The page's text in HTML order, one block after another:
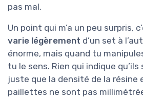
pas mal.
Un point qui m’a un peu surpris,
varie légèrement d’un set à
énorme, mais quand tu
tu le sens. Rien qui indique qu’ils
juste que la densité de la résine
paillettes ne sont pas